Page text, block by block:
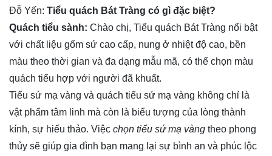
Đỗ Yến: Tiểu quách Bát Tràng có gì đặc biệt?
Quách tiểu sành: Chào chị, Tiểu quách Bát Tràng nổi bật
với chất liệu gốm sứ cao cấp, nung ở nhiệt độ cao, bền
màu theo thời gian và đa dạng mẫu mã, có thể chọn màu
quách tiểu hợp với người đã khuất.
Tiểu sứ mạ vàng và quách tiểu sứ mạ vàng không chỉ là
vật phẩm tâm linh mà còn là biểu tượng của lòng thành
kính, sự hiếu thảo. Việc chọn tiểu sứ mạ vàng theo phong
thủy sẽ giúp gia đình bạn mang lại sự bình an và phúc lộc